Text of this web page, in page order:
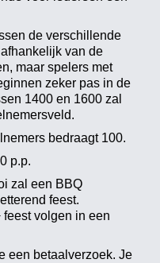
de verschillende
van de
maar spelers met
zeker pas in de
1400 en 1600 zal
bedraagt 100.
p.p.
zal een BBQ
feest.
feest volgen in een
een betaalverzoek. Je